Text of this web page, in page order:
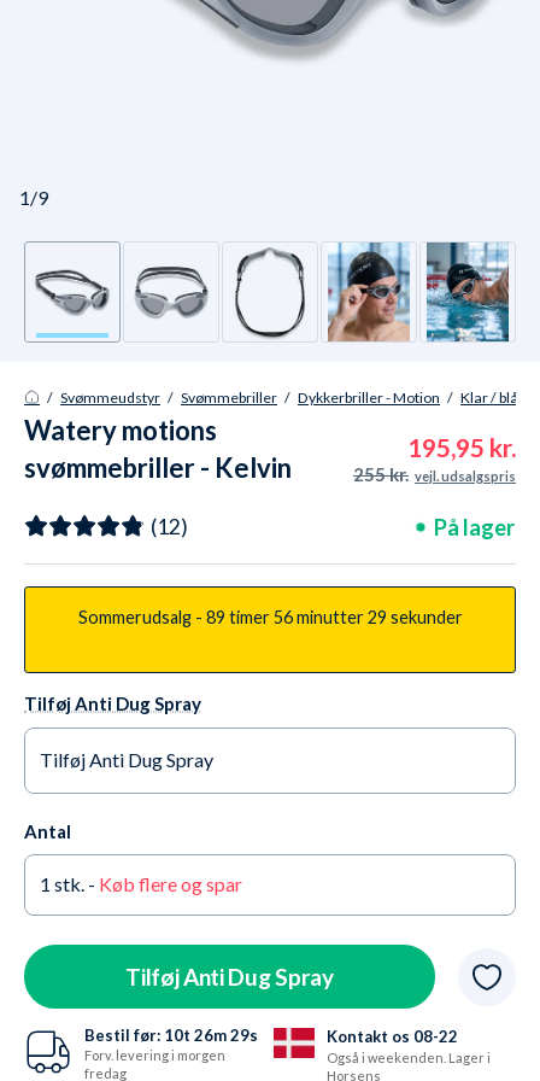
1/9
/ Svømmeudstyr / Svømmebriller / Dykkerbriller - Motion / Klar / blå /
Watery motions
svømmebriller - Kelvin
linse)
195,95 kr.
255 kr. vejl. udsalgspris
(12) På lager
Sommerudsalg - 89 timer56 minutter27 sekunder
Tilføj Anti Dug Spray
Tilføj Anti Dug Spray
Nej tak På lager
Antal
1 stk. - Køb flere og spar
Tilføj Anti Dug Spray
Bestil før: 10t 26m28s
Forv. levering i morgen
fredag
Kontakt os 08-22
Også i weekenden. Lager i
Horsens